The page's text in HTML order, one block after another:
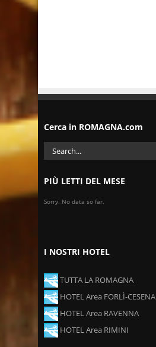
Cerca in ROMAGNA.com
PIÙ LETTI DEL MESE
Sorry. No data so far.
I NOSTRI HOTEL
TUTTA LA ROMAGNA
HOTEL Area FORLÌ-CESENA
HOTEL Area RAVENNA
HOTEL Area RIMINI